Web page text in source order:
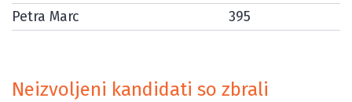
Petra Marc
395
Neizvoljeni kandidati so zbrali